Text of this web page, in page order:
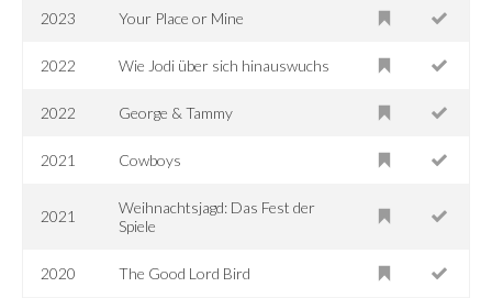
2023 Your Place or Mine
2022 Wie Jodi über sich hinauswuchs
2022 George & Tammy
2021 Cowboys
2021
Weihnachtsjagd: Das Fest der
Spiele
2020 The Good Lord Bird